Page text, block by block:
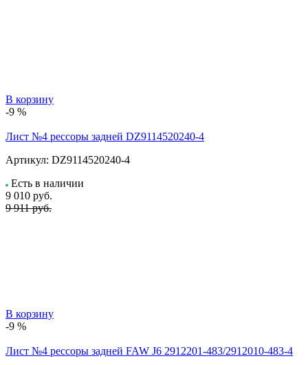
В корзину
-9 %
Лист №4 рессоры задней DZ9114520240-4
Артикул: DZ9114520240-4
Есть в наличии
9 010 руб.
9 911 руб.
В корзину
-9 %
Лист №4 рессоры задней FAW J6 2912201-483/2912010-483-4